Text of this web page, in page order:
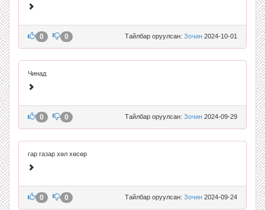
Тайлбар оруулсан: Зочин 2024-10-01
0 0
Чинад
Тайлбар оруулсан: Зочин 2024-09-29
0 0
гар газар хөл хөсөр
Тайлбар оруулсан: Зочин 2024-09-24
0 0